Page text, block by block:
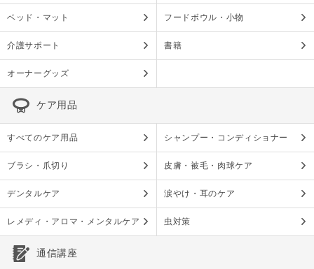
ベッド・マット フードボウル・小物
介護サポート 書籍
オーナーグッズ
ケア用品
すべてのケア用品 シャンプー・コンディショナー
ブラシ・爪切り 皮膚・被毛・肉球ケア
デンタルケア 涙やけ・耳のケア
レメディ・アロマ・メンタルケア 虫対策
通信講座